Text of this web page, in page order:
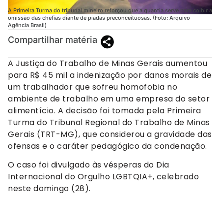
A Primeira Turma do tribunal mineiro reforçou que a quantia serve para coibir a
omissão das chefias diante de piadas preconceituosas. (Foto: Arquivo
Agência Brasil)
Compartilhar matéria
A Justiça do Trabalho de Minas Gerais aumentou
para R$ 45 mil a indenização por danos morais de
um trabalhador que sofreu homofobia no
ambiente de trabalho em uma empresa do setor
alimentício. A decisão foi tomada pela Primeira
Turma do Tribunal Regional do Trabalho de Minas
Gerais (TRT-MG), que considerou a gravidade das
ofensas e o caráter pedagógico da condenação.
O caso foi divulgado às vésperas do Dia
Internacional do Orgulho LGBTQIA+, celebrado
neste domingo (28).